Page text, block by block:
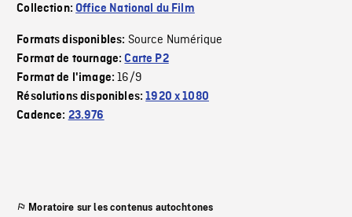
Collection:Office National du Film
Formats disponibles: Source Numérique
Format de tournage:Carte P2
Format de l'image:16/9
Résolutions disponibles:1920 x 1080
Cadence: 23.976
Moratoire sur les contenus autochtones